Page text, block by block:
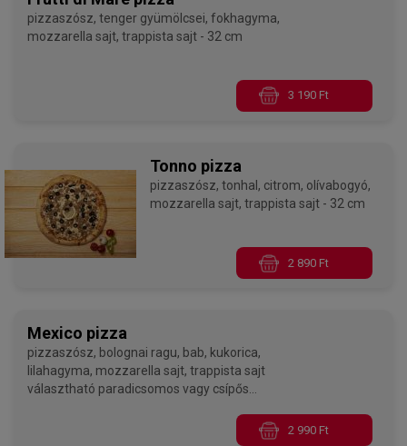
pizzaszósz, tenger gyümölcsei, fokhagyma,
mozzarella sajt, trappista sajt - 32 cm
3 190 Ft
Tonno pizza
pizzaszósz, tonhal, citrom, olívabogyó,
mozzarella sajt, trappista sajt - 32 cm
2 890 Ft
Mexico pizza
pizzaszósz, bolognai ragu, bab, kukorica,
lilahagyma, mozzarella sajt, trappista sajt
választható paradicsomos vagy csípős
2 990 Ft